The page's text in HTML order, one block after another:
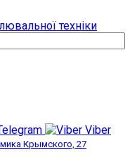
Viber
Крымского, 27